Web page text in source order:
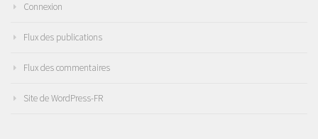
Connexion
Flux des publications
Flux des commentaires
Site de WordPress-FR